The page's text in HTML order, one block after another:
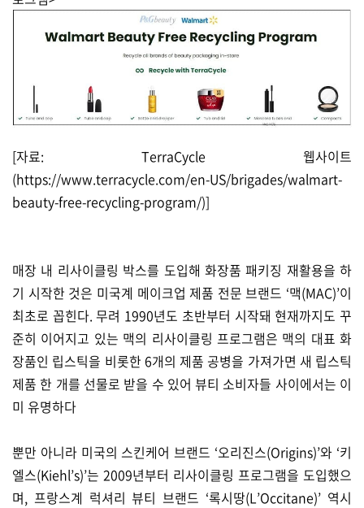
[자료: TerraCycle 웹사이트
(https://www.terracycle.com/en-US/brigades/walmart-
beauty-free-recycling-program/)]
매장 내 리사이클링 박스를 도입해 화장품 패키징 재활용을 하
기 시작한 것은 미국계 메이크업 제품 전문 브랜드 ‘맥(MAC)’이
최초로 꼽힌다. 무려 1990년도 초반부터 시작돼 현재까지도 꾸
준히 이어지고 있는 맥의 리사이클링 프로그램은 맥의 대표 화
장품인 립스틱을 비롯한 6개의 제품 공병을 가져가면 새 립스틱
제품 한 개를 선물로 받을 수 있어 뷰티 소비자들 사이에서는 이
미 유명하다
뿐만 아니라 미국의 스킨케어 브랜드 ‘오리진스(Origins)’와 ‘키
엘스(Kiehl’s)’는 2009년부터 리사이클링 프로그램을 도입했으
며, 프랑스계 럭셔리 뷰티 브랜드 ‘록시땅(L’Occitane)’ 역시